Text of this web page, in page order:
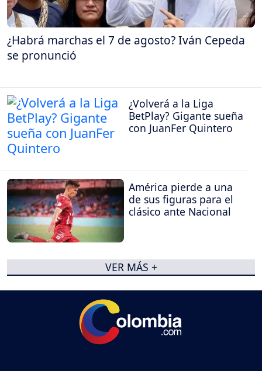
¿Habrá marchas el 7 de agosto? Iván Cepeda
se pronunció
¿Volverá a la Liga
BetPlay? Gigante sueña
con JuanFer Quintero
América pierde a una
de sus figuras para el
clásico ante Nacional
VER MÁS +